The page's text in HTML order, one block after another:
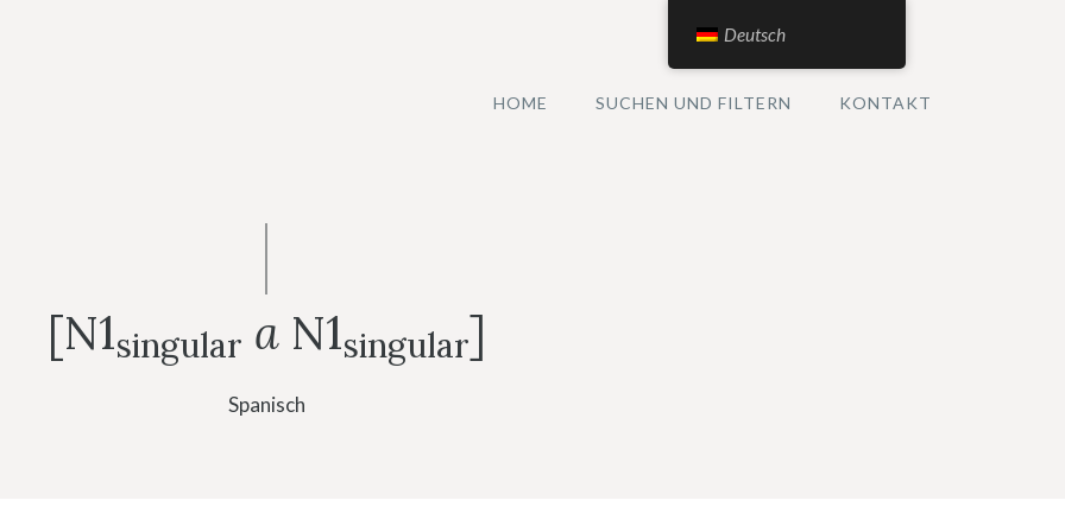
HOME SUCHEN UND FILTERN KONTAKT
[N1singular aN1singular]
Spanisch
Deutsch